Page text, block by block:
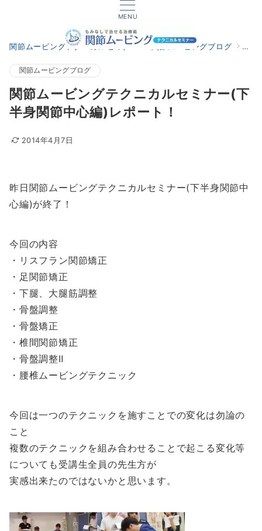
MENU
関節ムービングテクニカルセミナー 関節ムービングブログ 関
関節ムービングブログ
関節ムービングテクニカルセミナー(下
半身関節中心編)レポート！
2014年4月7日
昨日関節ムービングテクニカルセミナー(下半身関節中
心編)が終了！
今回の内容
・リスフラン関節矯正
・足関節矯正
・下腿、大腿筋調整
・骨盤調整
・骨盤矯正
・椎間関節矯正
・骨盤調整Ⅱ
・腰椎ムービングテクニック
今回は一つのテクニックを施すことでの変化は勿論の
こと
複数のテクニックを組み合わせることで起こる変化等
についても受講生全員の先生方が
実感出来たのではないかと思います。